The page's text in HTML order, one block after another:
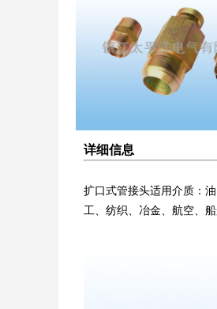
详细信息
扩口式管接头适用介质：
工、纺织、冶金、航空、